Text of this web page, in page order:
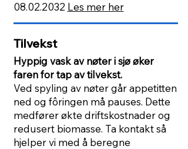
08.02.2032 Les mer her
Tilvekst
Hyppig vask av nøter i sjø øker
faren for tap av tilvekst.
Ved spyling av nøter går appetitten
ned og fôringen må pauses. Dette
medfører økte driftskostnader og
redusert biomasse. Ta kontakt så
hjelper vi med å beregne